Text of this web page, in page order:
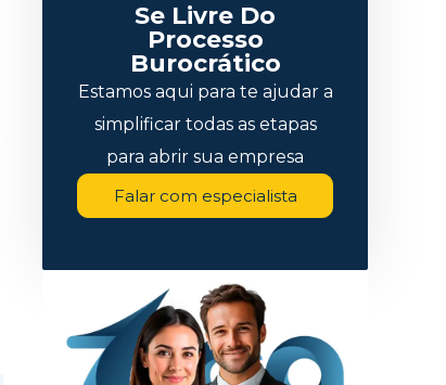
Se Livre Do
Processo
Burocrático
Estamos aqui para te ajudar a
simplificar todas as etapas
para abrir sua empresa
Falar com especialista